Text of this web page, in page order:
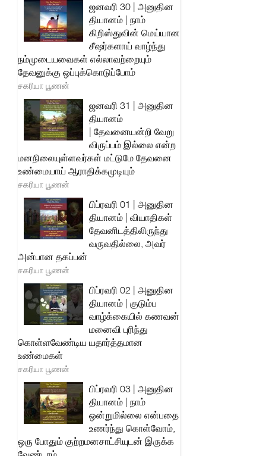
ஜனவரி 30 | அனுதின
தியானம் | நாம்
கிறிஸ்துவின் மெய்யான
சீஷர்களாய் வாழ்ந்து
நம்முடையவைகள் எல்லாவற்றையும்
தேவனுக்கு ஒப்புக்கொடுப்போம்
சகரியா பூணன்
ஜனவரி 31 | அனுதின
தியானம்
| தேவனையன்றி வேறு
விருப்பம் இல்லை என்ற
மனநிலையுள்ளவர்கள் மட்டுமே தேவனை
உண்மையாய் ஆராதிக்கமுடியும்
சகரியா பூணன்
பிப்ரவரி 01 | அனுதின
தியானம் | வியாதிகள்
தேவனிடத்திலிருந்து
வருவதில்லை, அவர்
அன்பான தகப்பன்
சகரியா பூணன்
பிப்ரவரி 02 | அனுதின
தியானம் | குடும்ப
வாழ்க்கையில் கணவன்
மனைவி புரிந்து
கொள்ளவேண்டிய யதார்த்தமான
உண்மைகள்
சகரியா பூணன்
பிப்ரவரி 03 | அனுதின
தியானம் | நாம்
ஒன்றுமில்லை என்பதை
உணர்ந்து கொள்வோம்,
ஒரு போதும் குற்றமனசாட்சியுடன் இருக்க